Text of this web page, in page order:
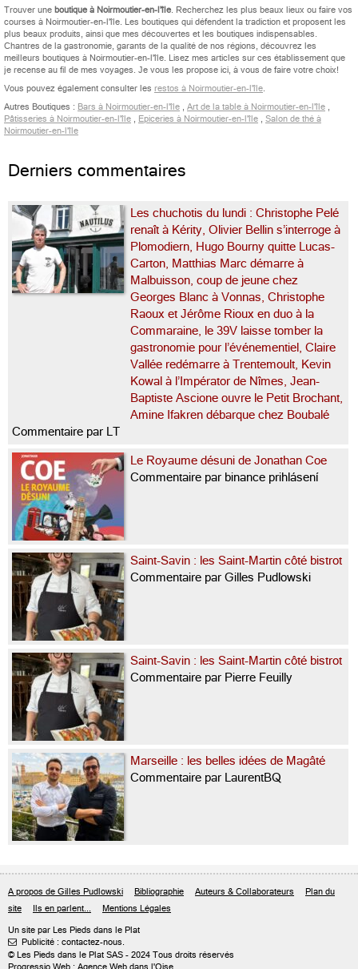
Trouver une boutique à Noirmoutier-en-l'île. Recherchez les plus beaux lieux ou faire vos
courses à Noirmoutier-en-l'île. Les boutiques qui défendent la tradiction et proposent les
plus beaux produits, ainsi que mes découvertes et les boutiques indispensables.
Chantres de la gastronomie, garants de la qualité de nos régions, découvrez les
meilleurs boutiques à Noirmoutier-en-l'île. Lisez mes articles sur ces établissement que
je recense au fil de mes voyages. Je vous les propose ici, à vous de faire votre choix!
Vous pouvez également consulter les restos à Noirmoutier-en-l'île.
Autres Boutiques : Bars à Noirmoutier-en-l'île , Art de la table à Noirmoutier-en-l'île ,
Pâtisseries à Noirmoutier-en-l'île , Epiceries à Noirmoutier-en-l'île , Salon de thé à
Noirmoutier-en-l'île
Derniers commentaires
Les chuchotis du lundi : Christophe Pelé
renaît à Kérity, Olivier Bellin s’interroge à
Plomodiern, Hugo Bourny quitte Lucas-
Carton, Matthias Marc démarre à
Malbuisson, coup de jeune chez
Georges Blanc à Vonnas, Christophe
Raoux et Jérôme Rioux en duo à la
Commaraine, le 39V laisse tomber la
gastronomie pour l’événementiel, Claire
Vallée redémarre à Trentemoult, Kevin
Kowal à l’Impérator de Nîmes, Jean-
Baptiste Ascione ouvre le Petit Brochant,
Amine Ifakren débarque chez Boubalé
Commentaire par LT
Le Royaume désuni de Jonathan Coe
Commentaire par binance prihlásení
Saint-Savin : les Saint-Martin côté bistrot
Commentaire par Gilles Pudlowski
Saint-Savin : les Saint-Martin côté bistrot
Commentaire par Pierre Feuilly
Marseille : les belles idées de Magâté
Commentaire par LaurentBQ
A propos de Gilles Pudlowski Bibliographie Auteurs & Collaborateurs
Plan du
site
Ils en parlent... Mentions Légales
Un site par Les Pieds dans le Plat
 Publicité : contactez-nous.
© Les Pieds dans le Plat SAS - 2024 Tous droits réservés